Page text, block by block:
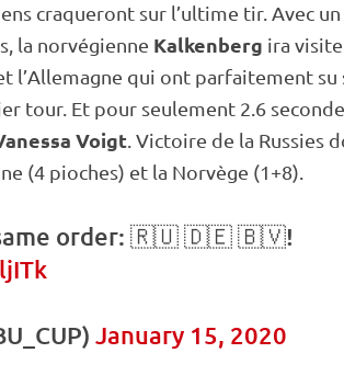
craqueront sur l’ultime tir. Avec
la norvégienne Kalkenberg ira
l’Allemagne qui ont parfaitement su
tour. Et pour seulement 2.6
Voigt . Victoire de la Russies
(4 pioches) et la Norvège (1+8).
same order: 🇷🇺 🇩🇪 🇧🇻!
January 15, 2020